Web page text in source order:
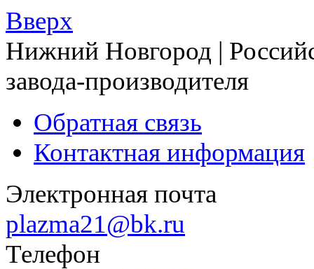
Вверх
Нижний Новгород |
завода-производителя
Обратная связь
Контактная информация
Электронная почта
plazma21@bk.ru
Телефон